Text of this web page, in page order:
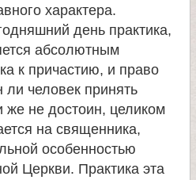
характера.
день практика,
абсолютным
к причастию, и право
ли человек принять
не достоин, целиком
на священника,
особенностью
Церкви. Практика эта